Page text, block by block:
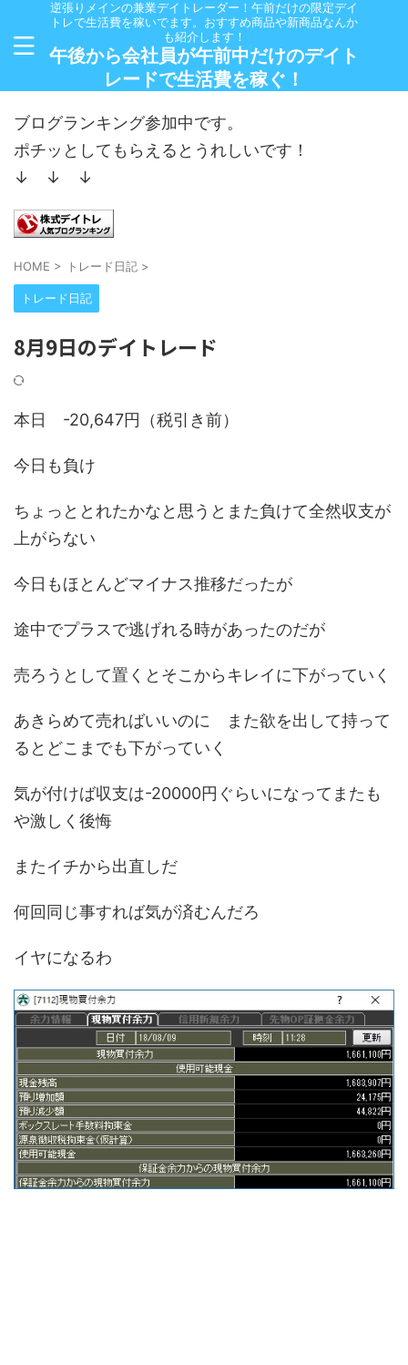
逆張りメインの兼業デイトレーダー！午前だけの限定デイ
トレで生活費を稼いでます。おすすめ商品や新商品なんか
も紹介します！
午後から会社員が午前中だけのデイト
レードで生活費を稼ぐ！
ブログランキング参加中です。
ポチッとしてもらえるとうれしいです！
↓ ↓ ↓
HOME > トレード日記 >
トレード日記
8月9日のデイトレード
本日 -20,647円（税引き前）
今日も負け
ちょっととれたかなと思うとまた負けて全然収支が
上がらない
今日もほとんどマイナス推移だったが
途中でプラスで逃げれる時があったのだが
売ろうとして置くとそこからキレイに下がっていく
あきらめて売ればいいのに また欲を出して持って
るとどこまでも下がっていく
気が付けば収支は-20000円ぐらいになってまたも
や激しく後悔
またイチから出直しだ
何回同じ事すれば気が済むんだろ
イヤになるわ